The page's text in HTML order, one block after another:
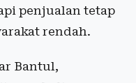
penjualan tetap
rendah.
Bantul,